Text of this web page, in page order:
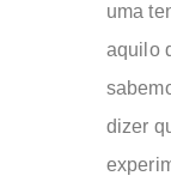
uma
aquilo
dizer